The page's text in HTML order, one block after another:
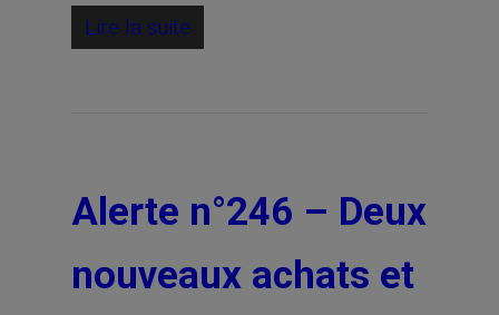
Lire la suite
Alerte n°246 – Deux
nouveaux achats et